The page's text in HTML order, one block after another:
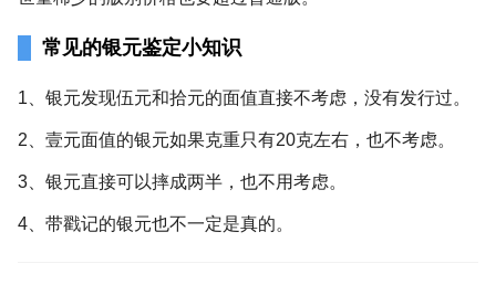
常见的银元鉴定小知识
1、银元发现伍元和拾元的面值直接不考虑，没有发行过。
2、壹元面值的银元如果克重只有20克左右，也不考虑。
3、银元直接可以摔成两半，也不用考虑。
4、带戳记的银元也不一定是真的。